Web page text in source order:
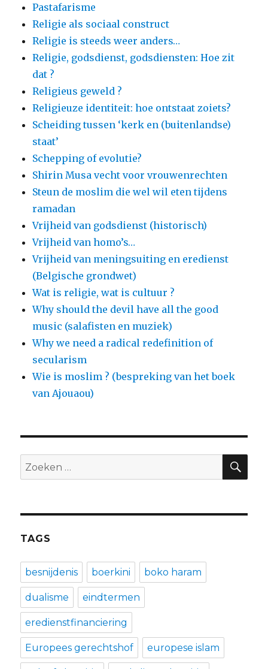
Pastafarisme
Religie als sociaal construct
Religie is steeds weer anders…
Religie, godsdienst, godsdiensten: Hoe zit
dat ?
Religieus geweld ?
Religieuze identiteit: hoe ontstaat zoiets?
Scheiding tussen ‘kerk en (buitenlandse)
staat’
Schepping of evolutie?
Shirin Musa vecht voor vrouwenrechten
Steun de moslim die wel wil eten tijdens
ramadan
Vrijheid van godsdienst (historisch)
Vrijheid van homo’s…
Vrijheid van meningsuiting en eredienst
(Belgische grondwet)
Wat is religie, wat is cultuur ?
Why should the devil have all the good
music (salafisten en muziek)
Why we need a radical redefinition of
secularism
Wie is moslim ? (bespreking van het boek
van Ajouaou)
Zoeken
naar:
TAGS
besnijdenis boerkini boko haram
dualisme eindtermen
eredienstfinanciering
Europees gerechtshof europese islam